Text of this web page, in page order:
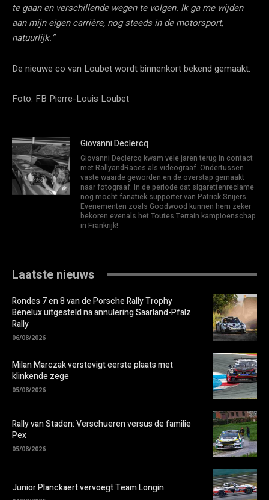
te gaan en verschillende wegen te volgen. Ik ga me wijden
aan mijn eigen carrière, nog steeds in de motorsport,
natuurlijk.”
De nieuwe co van Loubet wordt binnenkort bekend gemaakt.
Foto: FB Pierre-Louis Loubet
Giovanni Declercq
Giovanni Declercq kwam vele jaren terug in contact
met RallyandRaces als videograaf. Ondertussen
vaste waarde geworden en de overstap gemaakt
naar fotograaf. In de periode dat sigarettenreclame
nog mocht fanatiek supporter van Patrick Snijers.
Evenementen zoals Goodwood kunnen hem zeker
bekoren evenals het Toutes Terrain kampioenschap
in Frankrijk!
Laatste nieuws
Rondes 7 en 8 van de Porsche Rally Trophy
Benelux uitgesteld na annulering Saarland-Pfalz
Rally
06/08/2026
Milan Marczak verstevigt eerste plaats met
klinkende zege
05/08/2026
Rally van Staden: Verschueren versus de familie
Pex
05/08/2026
Junior Planckaert vervoegt Team Longin